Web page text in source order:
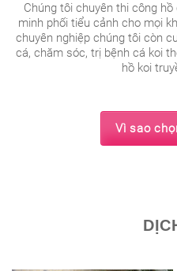
Chúng tôi chuyên thi công
minh phối tiểu cảnh cho mọi
chuyên nghiệp chúng tôi còn
cá, chăm sóc, trị bệnh cá koi
hồ koi
Vì sao